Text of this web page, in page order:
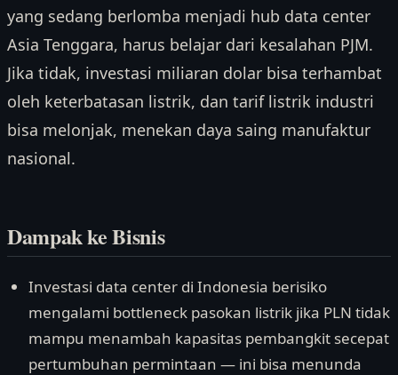
yang sedang berlomba menjadi hub data center
Asia Tenggara, harus belajar dari kesalahan PJM.
Jika tidak, investasi miliaran dolar bisa terhambat
oleh keterbatasan listrik, dan tarif listrik industri
bisa melonjak, menekan daya saing manufaktur
nasional.
Dampak ke Bisnis
Investasi data center di Indonesia berisiko
mengalami bottleneck pasokan listrik jika PLN tidak
mampu menambah kapasitas pembangkit secepat
pertumbuhan permintaan — ini bisa menunda